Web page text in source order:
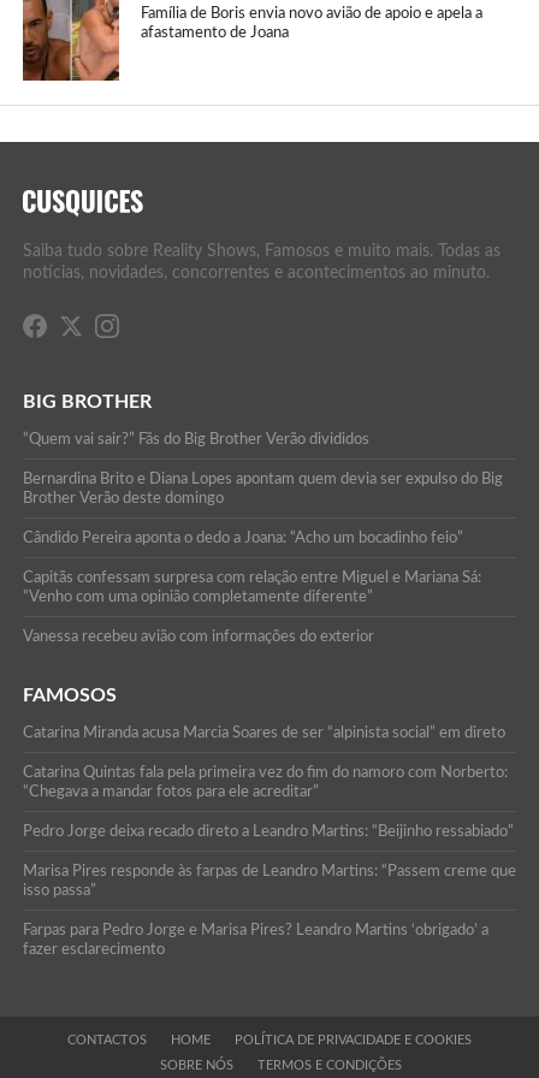
Família de Boris envia novo avião de apoio e apela a
afastamento de Joana
Saiba tudo sobre Reality Shows, Famosos e muito mais. Todas as
notícias, novidades, concorrentes e acontecimentos ao minuto.
BIG BROTHER
“Quem vai sair?” Fãs do Big Brother Verão divididos
Bernardina Brito e Diana Lopes apontam quem devia ser expulso do Big
Brother Verão deste domingo
Cândido Pereira aponta o dedo a Joana: “Acho um bocadinho feio”
Capitãs confessam surpresa com relação entre Miguel e Mariana Sá:
“Venho com uma opinião completamente diferente”
Vanessa recebeu avião com informações do exterior
FAMOSOS
Catarina Miranda acusa Marcia Soares de ser “alpinista social” em direto
Catarina Quintas fala pela primeira vez do fim do namoro com Norberto:
“Chegava a mandar fotos para ele acreditar”
Pedro Jorge deixa recado direto a Leandro Martins: “Beijinho ressabiado”
Marisa Pires responde às farpas de Leandro Martins: “Passem creme que
isso passa”
Farpas para Pedro Jorge e Marisa Pires? Leandro Martins ‘obrigado’ a
fazer esclarecimento
CONTACTOS HOME
POLÍTICA DE PRIVACIDADE E COOKIES
SOBRE NÓS
TERMOS E CONDIÇÕES